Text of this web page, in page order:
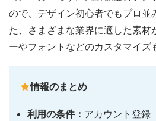
ので、デザイン初心者でもプロ並
た、さまざまな業界に適した素材
ーやフォントなどのカスタマイズ
情報のまとめ
利用の条件： アカウント登録